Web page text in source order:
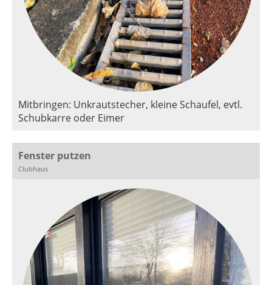
Mitbringen: Unkrautstecher, kleine Schaufel, evtl.
Schubkarre oder Eimer
Fenster putzen
Clubhaus